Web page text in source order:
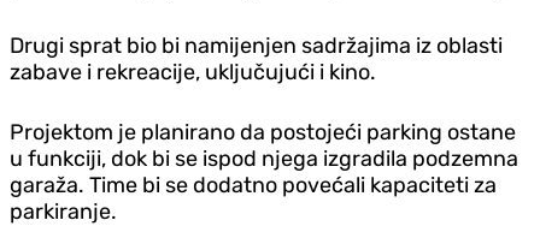
Drugi sprat bio bi namijenjen sadržajima iz oblasti
zabave i rekreacije, uključujući i kino.
Projektom je planirano da postojeći parking ostane
u funkciji, dok bi se ispod njega izgradila podzemna
garaža. Time bi se dodatno povećali kapaciteti za
parkiranje.